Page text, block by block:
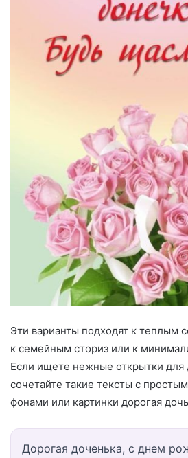
Эти варианты подходят к теплым
к семейным сториз или к
Если ищете нежные открытки для
сочетайте такие тексты с
фонами или картинки дорогая
Дорогая доченька, с днем